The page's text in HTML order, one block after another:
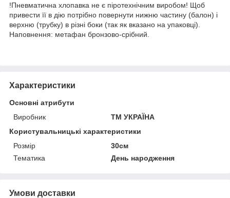
!Пневматична хлопавка не є піротехнічним виробом! Щоб
привести її в дію потрібно повернути нижню частину (балон) і
верхню (трубку) в різні боки (так як вказано на упаковці).
Наповнення: метафан бронзово-срібний.
Характеристики
Основні атрибути
Виробник
ТМ УКРАЇНА
Користувальницькі характеристики
Розмір
30см
Тематика
День народження
Умови доставки